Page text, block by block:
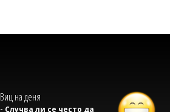
Виц на деня
- Случва ли се често да